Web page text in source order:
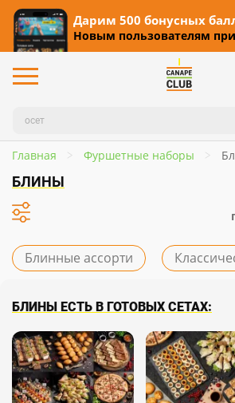
Дарим 500 бонусных
Новым пользователям
Главная Фуршетные наборы
БЛИНЫ
Блинные ассорти
БЛИНЫ ЕСТЬ В ГОТОВЫХ СЕТАХ: